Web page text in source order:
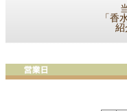
「香
紹